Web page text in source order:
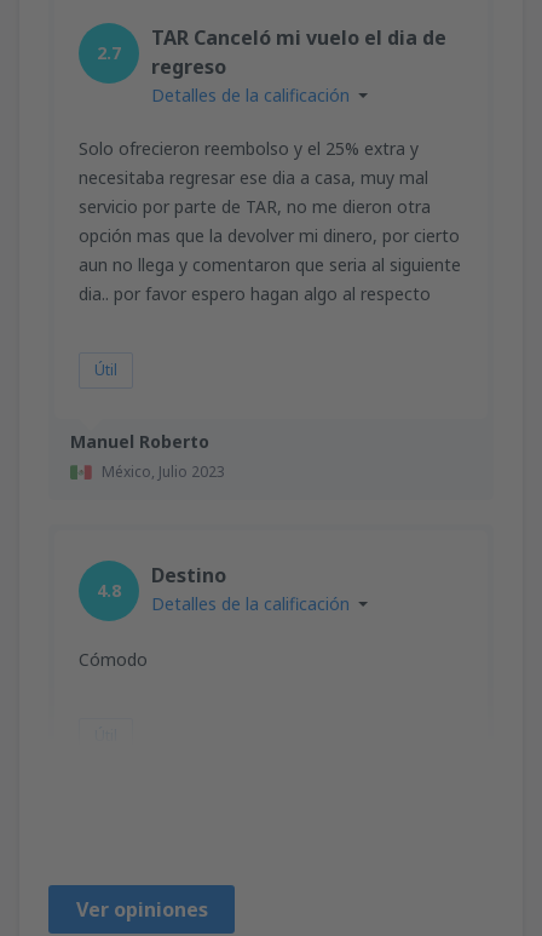
Manuel Roberto
México, Julio 2023
2.7
TAR Canceló mi vuelo el dia de
regreso
Detalles de la calificación
Solo ofrecieron reembolso y el 25% extra y
necesitaba regresar ese dia a casa, muy mal
servicio por parte de TAR, no me dieron otra
opción mas que la devolver mi dinero, por cierto
aun no llega y comentaron que seria al siguiente
dia.. por favor espero hagan algo al respecto
Útil
4.8
Destino
Detalles de la calificación
Cómodo
Ver opiniones